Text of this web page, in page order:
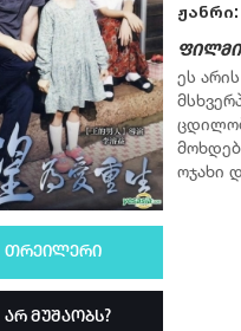
თრეილერი
არ მუშაობს?
ჟანრი:
ეს
ოჯახი